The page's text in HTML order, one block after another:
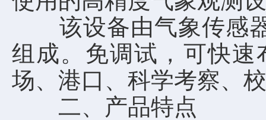
该设备由气象传感器
组成。免调试，可快
场、港口、科学考察、
二、产品特点